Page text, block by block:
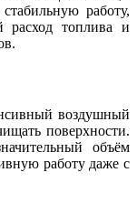
работу,
расход топлива и
воздушный
поверхности.
объём
работу даже с